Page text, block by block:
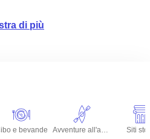
di più
e bevande Avventure all'aperto Siti